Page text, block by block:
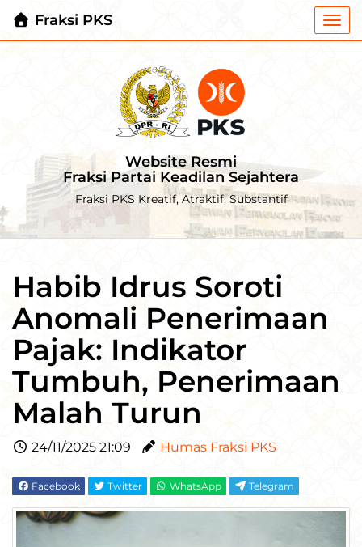
Fraksi PKS
Website Resmi
Fraksi Partai Keadilan Sejahtera
Fraksi PKS Kreatif, Atraktif, Substantif
Habib Idrus Soroti
Anomali Penerimaan
Pajak: Indikator
Tumbuh, Penerimaan
Malah Turun
24/11/2025 21:09 Humas Fraksi PKS
Facebook Twitter WhatsApp Telegram